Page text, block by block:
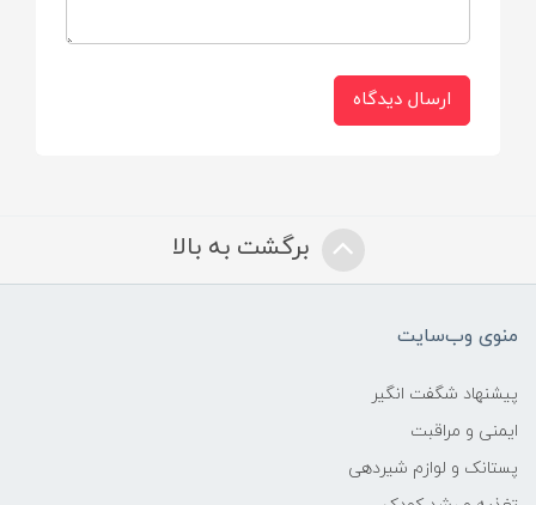
ارسال دیدگاه
برگشت به بالا
منوی وب‌سایت
پیشنهاد شگفت انگیر
ایمنی و مراقبت
پستانک و لوازم شیردهی